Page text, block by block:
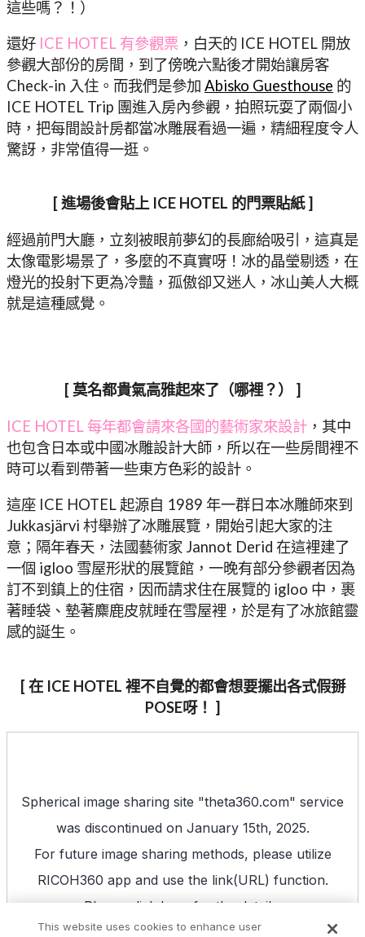
這些嗎？！）
還好 ICE HOTEL 有參觀票 ，白天的 ICE HOTEL 開放
參觀大部份的房間，到了傍晚六點後才開始讓房客
Check-in 入住。而我們是參加 Abisko Guesthouse 的
ICE HOTEL Trip 團進入房內參觀，拍照玩耍了兩個小
時，把每間設計房都當冰雕展看過一遍，精細程度令人
驚訝，非常值得一逛。
[ 進場後會貼上 ICE HOTEL 的門票貼紙 ]
經過前門大廳，立刻被眼前夢幻的長廊給吸引，這真是
太像電影場景了，多麼的不真實呀！冰的晶瑩剔透，在
燈光的投射下更為冷豔，孤傲卻又迷人，冰山美人大概
就是這種感覺。
[ 莫名都貴氣高雅起來了（哪裡？） ]
ICE HOTEL 每年都會請來各國的藝術家來設計 ，其中
也包含日本或中國冰雕設計大師，所以在一些房間裡不
時可以看到帶著一些東方色彩的設計。
這座 ICE HOTEL 起源自 1989 年一群日本冰雕師來到
Jukkasjärvi 村舉辦了冰雕展覽，開始引起大家的注
意；隔年春天，法國藝術家 Jannot Derid 在這裡建了
一個 igloo 雪屋形狀的展覽館，一晚有部分參觀者因為
訂不到鎮上的住宿，因而請求住在展覽的 igloo 中，裹
著睡袋、墊著麋鹿皮就睡在雪屋裡，於是有了冰旅館靈
感的誕生。
[ 在 ICE HOTEL 裡不自覺的都會想要擺出各式假掰
POSE呀！ ]